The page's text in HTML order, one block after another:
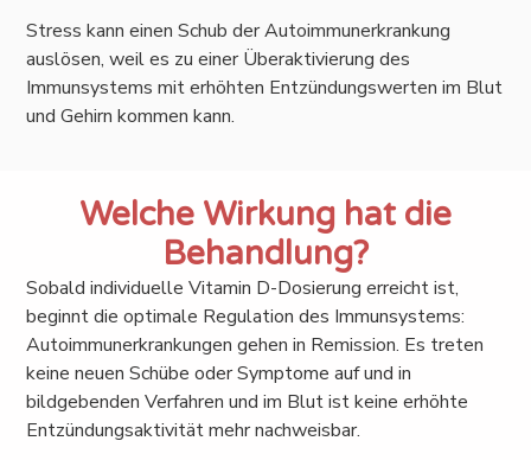
Stress kann einen Schub der Autoimmunerkrankung
auslösen, weil es zu einer Überaktivierung des
Immunsystems mit erhöhten Entzündungswerten im Blut
und Gehirn kommen kann.
Welche Wirkung hat die
Behandlung?
Sobald individuelle Vitamin D-Dosierung erreicht ist,
beginnt die optimale Regulation des Immunsystems:
Autoimmunerkrankungen gehen in Remission. Es treten
keine neuen Schübe oder Symptome auf und in
bildgebenden Verfahren und im Blut ist keine erhöhte
Entzündungsaktivität mehr nachweisbar.